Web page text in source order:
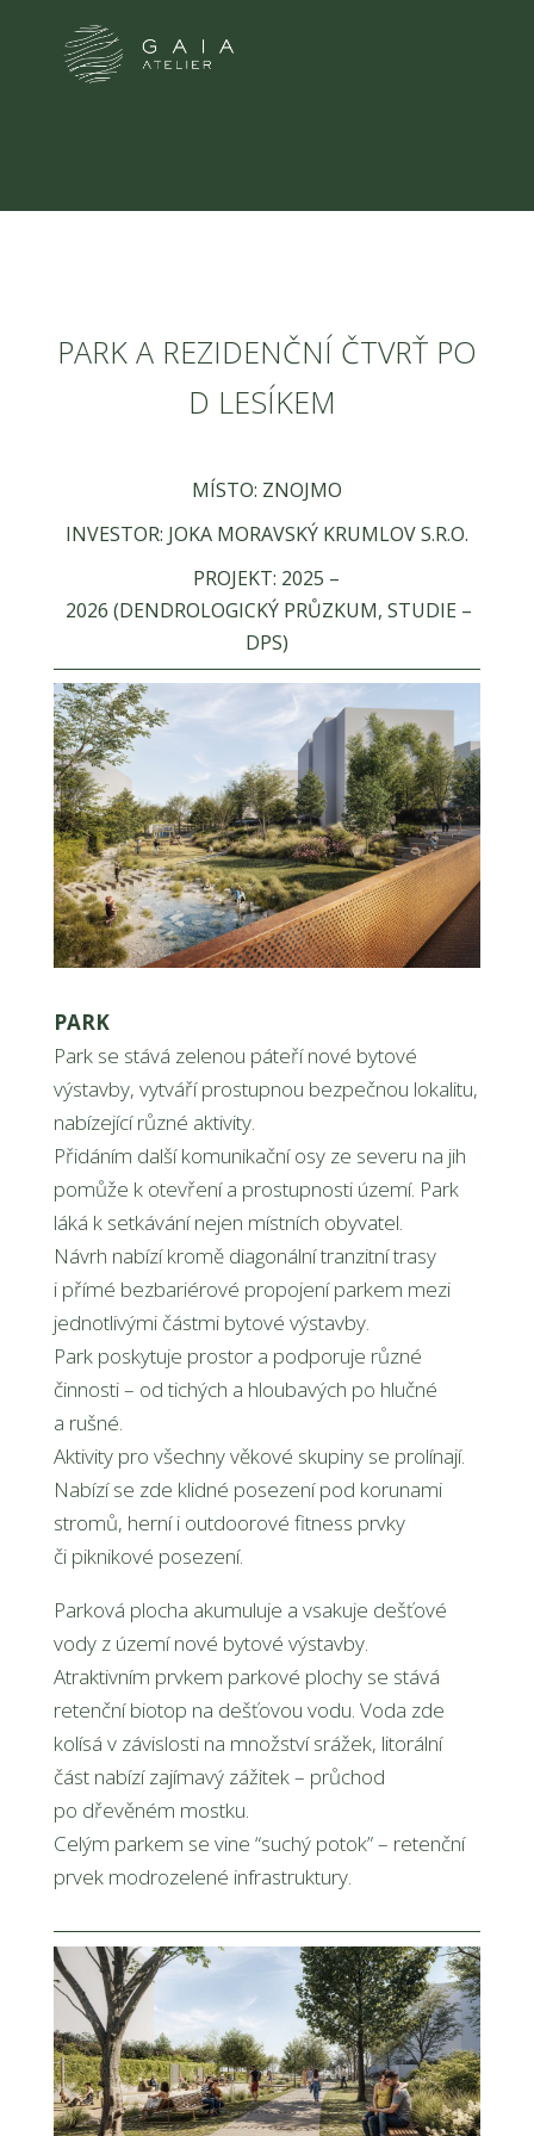
PARK A REZIDENČNÍ ČTVRŤ PO
D LESÍKEM
MÍSTO: ZNOJMO
INVESTOR: JOKA MORAVSKÝ KRUMLOV S.R.O.
PROJEKT: 2025 –
2026(DENDROLOGICKÝ PRŮZKUM, STUDIE –
DPS)
PARK
Park se stává zelenou páteří nové bytové
výstavby, vytváří prostupnou bezpečnou lokalitu,
nabízející různé aktivity.
Přidáním další komunikační osy ze severu na jih
pomůže k otevření a prostupnosti území. Park
láká k setkávání nejen místních obyvatel.
Návrh nabízí kromě diagonální tranzitní trasy
i přímé bezbariérové propojení parkem mezi
jednotlivými částmi bytové výstavby.
Park poskytuje prostor a podporuje různé
činnosti – od tichých a hloubavých po hlučné
a rušné.
Aktivity pro všechny věkové skupiny se prolínají.
Nabízí se zde klidné posezení pod korunami
stromů, herní i outdoorové fitness prvky
či piknikové posezení.
Parková plocha akumuluje a vsakuje dešťové
vody z území nové bytové výstavby.
Atraktivním prvkem parkové plochy se stává
retenční biotop na dešťovou vodu. Voda zde
kolísá v závislosti na množství srážek, litorální
část nabízí zajímavý zážitek – průchod
po dřevěném mostku.
Celým parkem se vine “suchý potok” – retenční
prvek modrozelené infrastruktury.